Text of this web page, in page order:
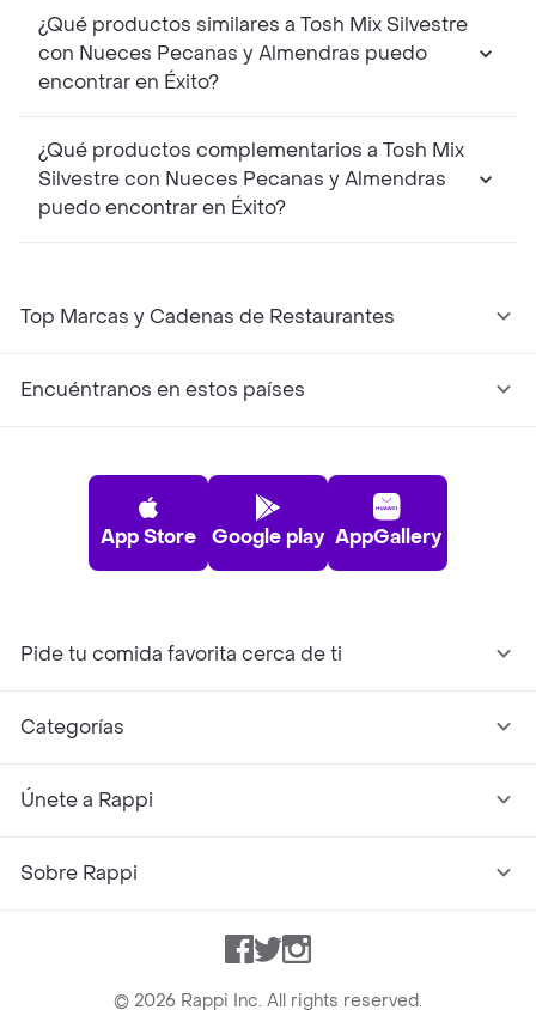
¿Qué productos similares a Tosh Mix Silvestre
con Nueces Pecanas y Almendras puedo
encontrar en Éxito?
¿Qué productos complementarios a Tosh Mix
Silvestre con Nueces Pecanas y Almendras
puedo encontrar en Éxito?
Top Marcas y Cadenas de Restaurantes
Encuéntranos en estos países
App Store Google play AppGallery
Pide tu comida favorita cerca de ti
Categorías
Únete a Rappi
Sobre Rappi
Facebook
TwitterInstagram
© 2026 Rappi Inc. All rights reserved.